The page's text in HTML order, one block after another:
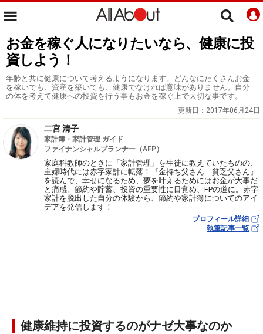
お金を稼ぐ人になりたいなら、健康に投
資しよう！
年齢と共に健康について考えるようになります。どんなにたくさんお金
を稼いでも、資産を築いても、健康でなければ意味がありません。自分
の体を考えて健康への投資を行う事もお金を稼ぐ上で大切な事です。
更新日： 2017年06月24日
二宮 清子
家計簿・家計管理 ガイド
ファイナンシャルプランナー（AFP）
家庭科教師のときに「家計管理」を生徒に教えていたものの、
主婦時代には赤字家計に転落！『金持ち父さん 貧乏父さん』
を読んで、幸せになるため、夢を叶えるためにはお金が大事だ
と痛感。節約や貯蓄、投資の重要性に目覚め、FPの道に。赤字
家計を脱出した自分の体験から、節約や家計簿についてのアイ
デアを発信します！
プロフィール詳細
執筆記事一覧
健康維持に投資するのがナゼ大事なのか